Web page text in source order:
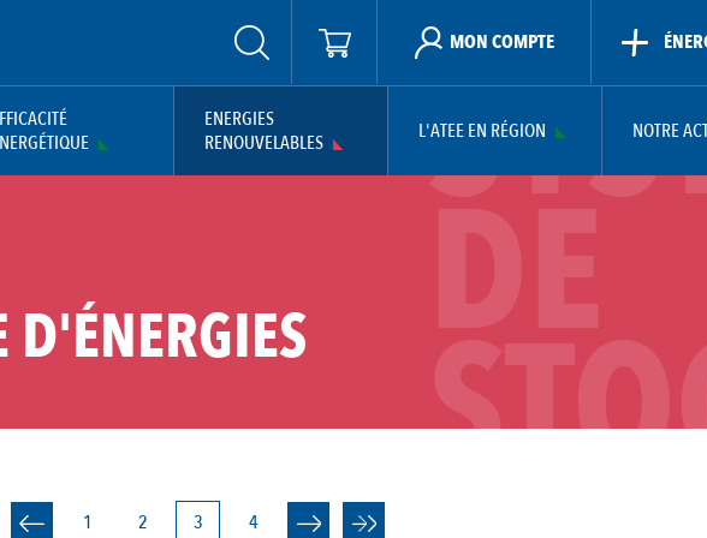
MON COMPTE
ENERGIES
RENOUVELABLES
L'ATEE EN RÉGION NOTRE
DE
D'ÉNERGIES
Page
1 Page
2
Page
3 Page
4